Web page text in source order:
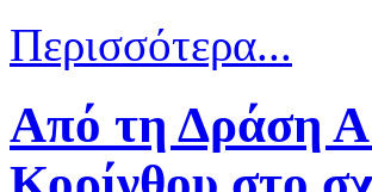
Περισσότερα...
Από τη Δράση